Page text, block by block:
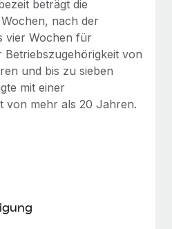
in 19 Ländern
Marktführer im Bereich der
Apps. Das...
beträgt die
nach der
vier Wochen für
Betriebszugehörigkeit von
und bis zu sieben
mit einer
von mehr als 20 Jahren.